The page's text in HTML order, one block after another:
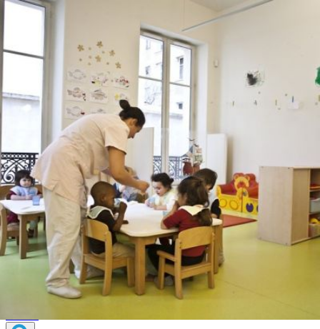
Qui sommes-
nous ?
S'inscrire à la
newsletter
Rémunération
|
Temps de travail
|
Santé & maladie
|
Vos représentants
Nous rejoindre
Objectifs et Action